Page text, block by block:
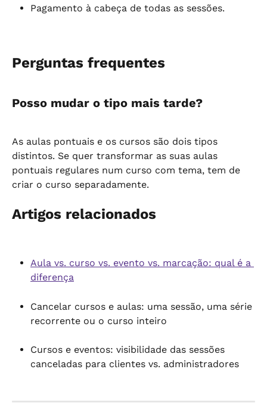
Pagamento à cabeça de todas as sessões.
Perguntas frequentes
Posso mudar o tipo mais tarde?
As aulas pontuais e os cursos são dois tipos
distintos. Se quer transformar as suas aulas
pontuais regulares num curso com tema, tem de
criar o curso separadamente.
Artigos relacionados
Aula vs. curso vs. evento vs. marcação: qual é a
diferença
Cancelar cursos e aulas: uma sessão, uma série
recorrente ou o curso inteiro
Cursos e eventos: visibilidade das sessões
canceladas para clientes vs. administradores